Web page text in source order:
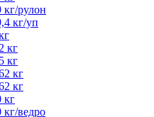
кг/рулон
кг/уп
кг
кг
кг
кг
кг
кг/ведро